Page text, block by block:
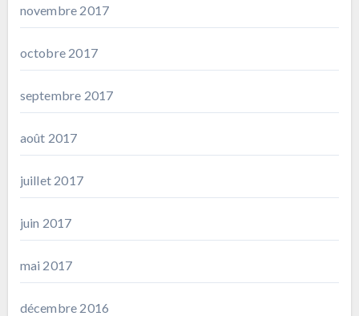
novembre 2017
octobre 2017
septembre 2017
août 2017
juillet 2017
juin 2017
mai 2017
décembre 2016